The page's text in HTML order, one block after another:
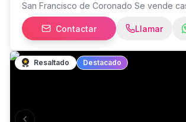
San Francisco de Coronado Se vende
San Francisco de Coronado, en el
de los Reyes. La propiedad se
planta, es de un solo nivel y cuenta con
cómoda y funcional. Características de la
m² de construcción 3 habitaciones 2
agua 1 parqueo 1 bodega Amenidades
Contactar Llamar
Resaltado Destacado